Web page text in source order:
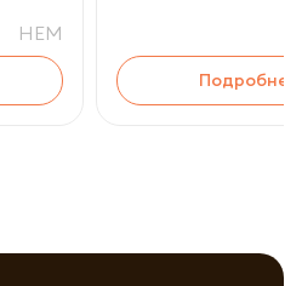
HEM
Подробнее